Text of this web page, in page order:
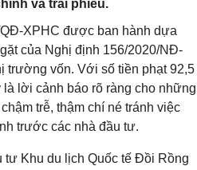
và trái phiếu.
XPHC được ban hành dựa
của Nghị định 156/2020/NĐ-
trường vốn. Với số tiền phạt 92,5
lời cảnh báo rõ ràng cho những
trễ, thậm chí né tránh việc
trước các nhà đầu tư.
tư Khu du lịch Quốc tế Đồi Rồng